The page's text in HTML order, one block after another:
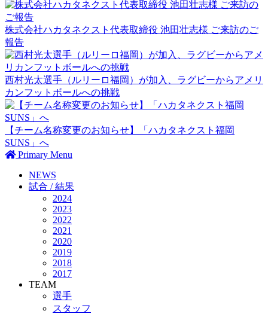
株式会社ハカタネクスト代表取締役 池田壮志様 ご来訪のご
報告
西村光太選手（ルリーロ福岡）が加入、ラグビーからアメリ
カンフットボールへの挑戦
【チーム名称変更のお知らせ】「ハカタネクスト福岡
SUNS」へ
Primary Menu
NEWS
試合 / 結果
2024
2023
2022
2021
2020
2019
2018
2017
TEAM
選手
スタッフ